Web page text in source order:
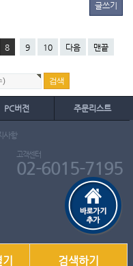
글쓰기
8 9 10 다음 맨끝
PC버전 주문리스트
사항
고객센터
02-6015-7195
7195 검색하기